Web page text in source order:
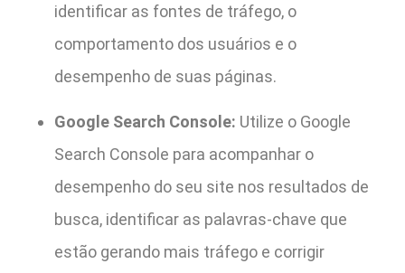
identificar as fontes de tráfego, o
comportamento dos usuários e o
desempenho de suas páginas.
Google Search Console: Utilize o Google
Search Console para acompanhar o
desempenho do seu site nos resultados de
busca, identificar as palavras-chave que
estão gerando mais tráfego e corrigir